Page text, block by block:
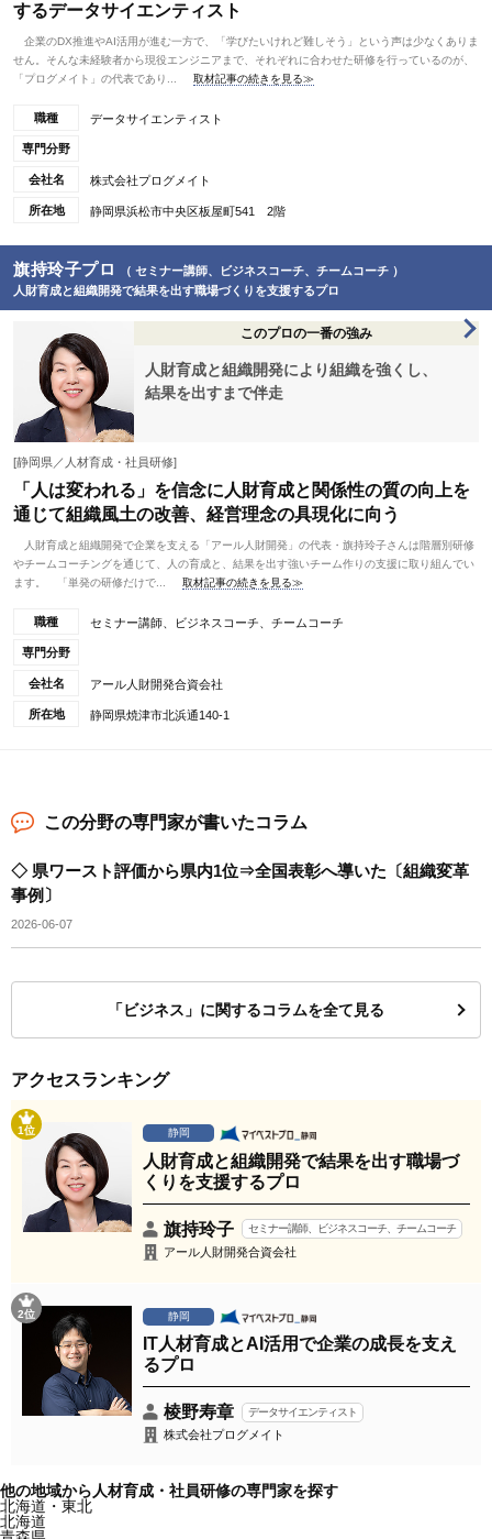
するデータサイエンティスト
企業のDX推進やAI活用が進む一方で、「学びたいけれど難しそう」という声は少なくありま
せん。そんな未経験者から現役エンジニアまで、それぞれに合わせた研修を行っているのが、
「プログメイト」の代表であり...
取材記事の続きを見る≫
職種 データサイエンティスト
専門分野
会社名 株式会社プログメイト
所在地 静岡県浜松市中央区板屋町541 2階
旗持玲子プロ
（ セミナー講師、ビジネスコーチ、チームコーチ ）
人財育成と組織開発で結果を出す職場づくりを支援するプロ
このプロの一番の強み
人財育成と組織開発により組織を強くし、
結果を出すまで伴走
[静岡県／人材育成・社員研修]
「人は変われる」を信念に人財育成と関係性の質の向上を
通じて組織風土の改善、経営理念の具現化に向う
人財育成と組織開発で企業を支える「アール人財開発」の代表・旗持玲子さんは階層別研修
やチームコーチングを通じて、人の育成と、結果を出す強いチーム作りの支援に取り組んでい
ます。 「単発の研修だけで...
取材記事の続きを見る≫
職種 セミナー講師、ビジネスコーチ、チームコーチ
専門分野
会社名 アール人財開発合資会社
所在地 静岡県焼津市北浜通140-1
この分野の専門家が書いたコラム
◇ 県ワースト評価から県内1位⇒全国表彰へ導いた〔組織変革
事例〕
2026-06-07
「ビジネス」に関するコラムを全て見る
アクセスランキング
1位 静岡
人財育成と組織開発で結果を出す職場づ
くりを支援するプロ
旗持玲子 セミナー講師、ビジネスコーチ、チームコーチ
アール人財開発合資会社
2位 静岡
IT人材育成とAI活用で企業の成長を支え
るプロ
棱野寿章 データサイエンティスト
株式会社プログメイト
他の地域から人材育成・社員研修の専門家を探す
北海道・東北
北海道